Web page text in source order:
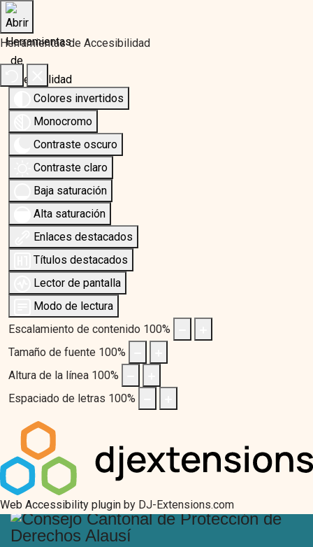
Herramientas de Accesibilidad
Colores invertidos
Monocromo
Contraste oscuro
Contraste claro
Baja saturación
Alta saturación
Enlaces destacados
Títulos destacados
Lector de pantalla
Modo de lectura
Escalamiento de contenido 100%
Tamaño de fuente 100%
Altura de la línea 100%
Espaciado de letras 100%
Web Accessibility plugin by DJ-Extensions.com